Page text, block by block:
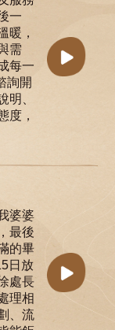
一
暖，
需
每一
詢開
明、
度，
婆婆
最後
的畢
日放
處長
理相
、流